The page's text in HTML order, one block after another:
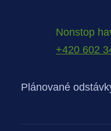
Nonstop
+420 602
Plánované